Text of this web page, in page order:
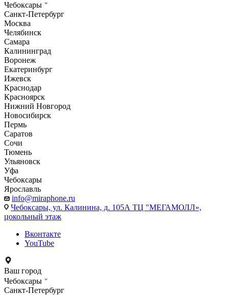
Чебоксары
Санкт-Петербург
Москва
Челябинск
Самара
Калининград
Воронеж
Екатеринбург
Ижевск
Краснодар
Красноярск
Нижний Новгород
Новосибирск
Пермь
Саратов
Сочи
Тюмень
Ульяновск
Уфа
Чебоксары
Ярославль
info@miraphone.ru
Чебоксары, ул. Калинина, д. 105А ТЦ "МЕГАМОЛЛ»,
цокольный этаж
Вконтакте
YouTube
Ваш город
Чебоксары
Санкт-Петербург